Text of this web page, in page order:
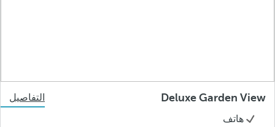
Deluxe Garden View
التفاصيل
هاتف